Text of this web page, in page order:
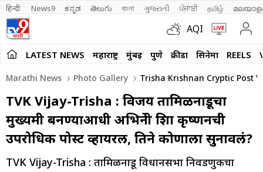
हिन्दी News9 ಕನ್ನಡ తెలుగు বাংলা ગુજરાતી ਪੰਜਾਬੀ தமிழ்
AQI
LATEST NEWS महाराष्ट्र मुंबई पुणे क्रीडा सिनेमा REELS
Marathi News Photo Gallery Trisha Krishnan Cryptic Post
TVK Vijay-Trisha : विजय तामिळनाडूचा
मुख्यमंत्री बनण्याआधी अभिनेत्री त्रिशा कृष्णनची
उपरोधिक पोस्ट व्हायरल, तिने कोणाला सुनावलं?
TVK Vijay-Trisha : तामिळनाडू विधानसभा निवडणुकीचा